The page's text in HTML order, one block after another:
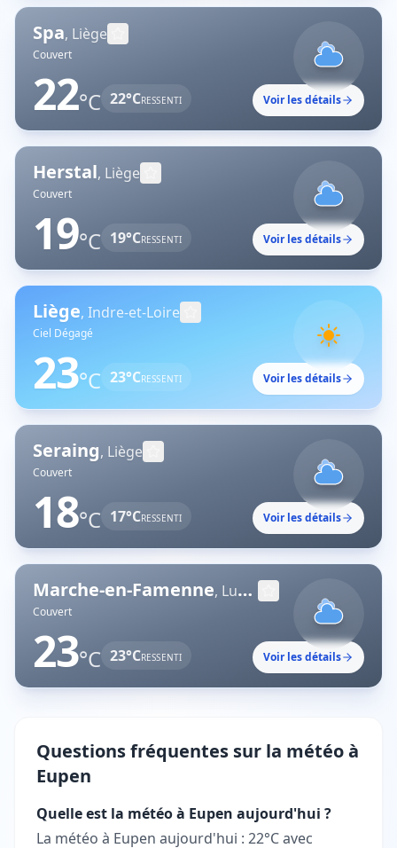
Spa, Liège
Couvert
22°C 22°CRESSENTI Voir les détails
Herstal, Liège
Couvert
19°C 19°CRESSENTI Voir les détails
Liège, Indre-et-Loire
Ciel Dégagé
23°C 23°CRESSENTI Voir les détails
Seraing, Liège
Couvert
18°C 17°CRESSENTI Voir les détails
Marche-en-Famenne, Luxembourg
Couvert
23°C 23°CRESSENTI Voir les détails
Questions fréquentes sur la météo à
Eupen
Quelle est la météo à Eupen aujourd'hui ?
La météo à Eupen aujourd'hui : 22°C avec